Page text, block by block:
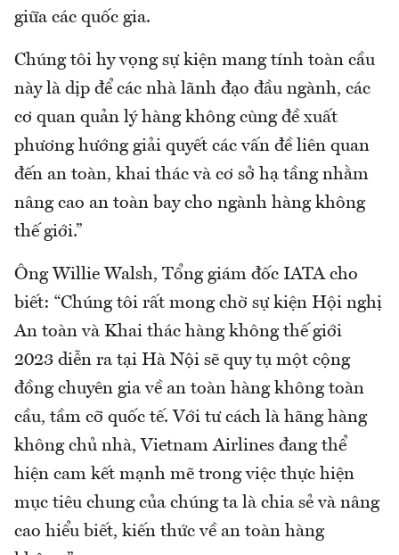
giữa các quốc gia.
Chúng tôi hy vọng sự kiện mang tính toàn cầu
này là dịp để các nhà lãnh đạo đầu ngành, các
cơ quan quản lý hàng không cùng đề xuất
phương hướng giải quyết các vấn đề liên quan
đến an toàn, khai thác và cơ sở hạ tầng nhằm
nâng cao an toàn bay cho ngành hàng không
thế giới.”
Ông Willie Walsh, Tổng giám đốc IATA cho
biết: “Chúng tôi rất mong chờ sự kiện Hội nghị
An toàn và Khai thác hàng không thế giới
2023 diễn ra tại Hà Nội sẽ quy tụ một cộng
đồng chuyên gia về an toàn hàng không toàn
cầu, tầm cỡ quốc tế. Với tư cách là hãng hàng
không chủ nhà, Vietnam Airlines đang thể
hiện cam kết mạnh mẽ trong việc thực hiện
mục tiêu chung của chúng ta là chia sẻ và nâng
cao hiểu biết, kiến thức về an toàn hàng